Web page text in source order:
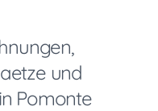
und
Pomonte